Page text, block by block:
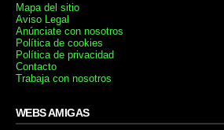
Mapa del sitio
Aviso Legal
Anúnciate con nosotros
Política de cookies
Política de privacidad
Contacto
Trabaja con nosotros
WEBS AMIGAS